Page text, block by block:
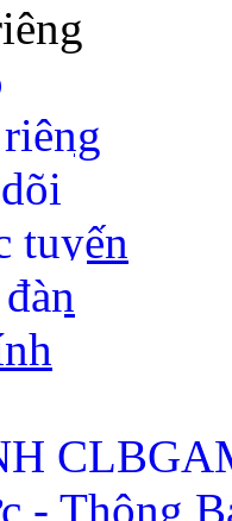
tuyến
- Thông